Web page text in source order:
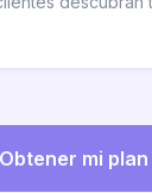
Obtener mi